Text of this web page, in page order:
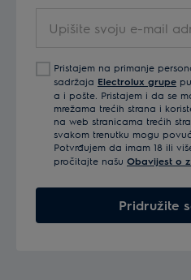
svoju
mail
adresu
Pristajem na primanje
sadržaja Electrolux grupe
a i pošte. Pristajem i da se
mrežama trećih strana i
na web stranicama trećih
svakom trenutku mogu
Potvrđujem da imam 18 ili
pročitajte našu Obavijest o
Pridružite